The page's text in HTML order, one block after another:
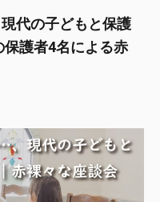
代の子どもと保護
護者4名による赤